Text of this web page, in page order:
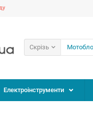
Скрізь
Електроінструменти